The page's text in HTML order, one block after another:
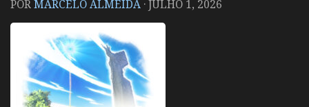
PORMARCELO ALMEIDA ·JULHO 1, 2026